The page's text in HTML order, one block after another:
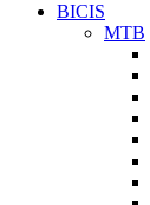
BICIS
MTB